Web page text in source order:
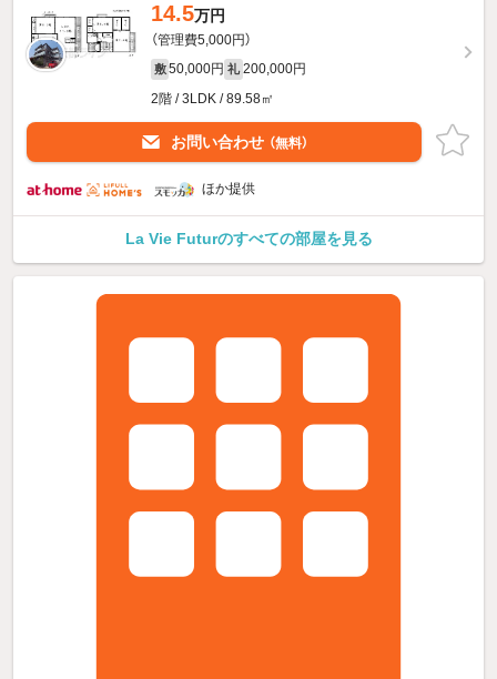
14.5万円
（管理費5,000円）
敷 50,000円 礼 200,000円
2階 / 3LDK / 89.58㎡
お問い合わせ （無料）
ほか提供
La Vie Futurのすべての部屋を見る